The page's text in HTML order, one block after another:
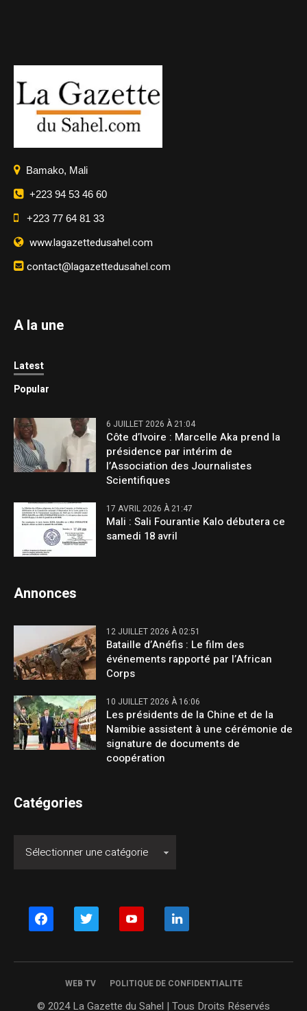
Bamako, Mali
+223 94 53 46 60
+223 77 64 81 33
www.lagazettedusahel.com
contact@lagazettedusahel.com
A la une
Latest
Popular
6 JUILLET 2026 À 21:04
Côte d’Ivoire : Marcelle Aka prend la
présidence par intérim de
l’Association des Journalistes
Scientifiques
17 AVRIL 2026 À 21:47
Mali : Sali Fourantie Kalo débutera ce
samedi 18 avril
Annonces
12 JUILLET 2026 À 02:51
Bataille d’Anéfis : Le film des
événements rapporté par l’African
Corps
10 JUILLET 2026 À 16:06
Les présidents de la Chine et de la
Namibie assistent à une cérémonie de
signature de documents de
coopération
Catégories
facebook twitter youtube linkedin
WEB TV POLITIQUE DE CONFIDENTIALITE
© 2024 La Gazette du Sahel | Tous Droits Réservés